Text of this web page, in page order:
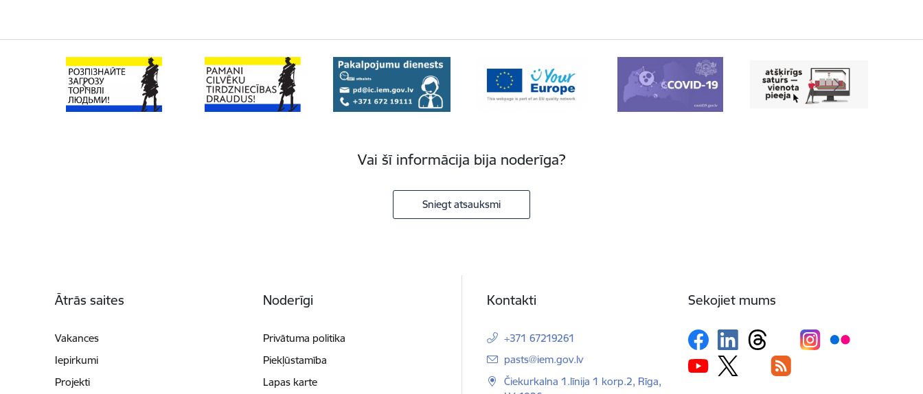
Vai šī informācija bija noderīga?
Sniegt atsauksmi
Ātrās saites
Vakances
Iepirkumi
Projekti
Noderīgi
Privātuma politika
Piekļūstamība
Lapas karte
Kontakti
+371 67219261
E-pasts:
pasts@iem.gov.lv
Čiekurkalna 1.līnija 1 korp.2, Rīga,
Sekojiet mums